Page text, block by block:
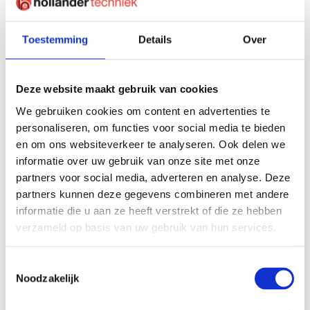
Toestemming Details Over
Deze website maakt gebruik van cookies
We gebruiken cookies om content en advertenties te
personaliseren, om functies voor social media te bieden
en om ons websiteverkeer te analyseren. Ook delen we
informatie over uw gebruik van onze site met onze
partners voor social media, adverteren en analyse. Deze
partners kunnen deze gegevens combineren met andere
informatie die u aan ze heeft verstrekt of die ze hebben
verzameld op basis van uw gebruik van hun services.
Noodzakelijk
probleem voor Hollander Techniek. De afgelopen jaren
deelprojecten voor ESA mogen uitvoeren. Het meest
recente project was gericht op aanpassingen van de
betrokken was van voorbereiding tot uitvoering. En ook
na oplevering bleef Hollander Techniek aangesloten.
Aanpassen en uitbreiden van de
middenspanningsinstallatie
De vraag naar elektrisch vermogen bleef groeien bij ESA.
Hierdoor was het noodzakelijk om een verzwaring van de
netaansluiting bij netbeheerder Liander aan te vragen. De
met een inkoopverdeler door Hollander Techniek geleverd
en geplaatst volgens de specificaties van de netbeheerder.